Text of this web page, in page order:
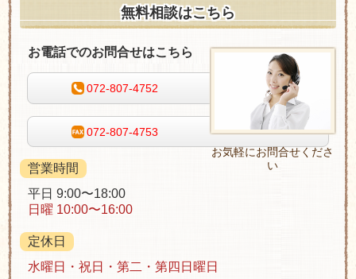
無料相談はこちら
お気軽にお問合せくださ
い
お電話でのお問合せはこちら
072-807-4752
072-807-4753
営業時間
平日 9:00〜18:00
日曜 10:00〜16:00
定休日
水曜日・祝日・第二・第四日曜日